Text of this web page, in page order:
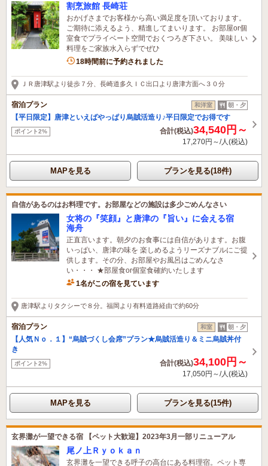
割烹旅館 長崎荘
おかげさまでお客様から高い満足度を頂いております。
ご期待に添えるよう、精進してまいります。 お部屋or個
室食でプライベート空間でおくつろぎ下さい。 美味しい
料理をご家族水入らずでぜひ
18時間前に予約されました
ＪＲ唐津駅より徒歩７分、長崎道多久ＩＣ出口より唐津方面へ３０分
宿泊プラン 和洋室 朝・夕
【平日限定】唐津といえばやっぱり烏賊活造り♪平日限定でお得です
ポイント2% 合計(税込)34,540円～
17,270円～/人(税込)
MAPを見る プランを見る(18件)
自信があるのはお料理です。お部屋などの施設は多少ごめんなさい
女将の『笑顔』と唐津の『旨い』に会える宿
海舟
正直言います。朝夕のお食事には自信があります。お腹
いっぱい、唐津の味を 楽しめるようリーズナブルにご提
供します。その分、お部屋やお風呂はごめんなさ
い・・・ ★部屋食or個室食確約いたします
1名がこの宿を見ています
唐津駅よりタクシーで８分。福岡より有料道路経由で約60分
宿泊プラン 和室 朝・夕
【人気Ｎｏ．１】“烏賊づくし会席”プラン★烏賊活造り＆ミニ烏賊丼付
き
ポイント2% 合計(税込)34,100円～
17,050円～/人(税込)
MAPを見る プランを見る(15件)
玄界灘が一望できる宿 【ペット大歓迎】2023年3月一部リニューアル
尾ノ上Ｒｙｏｋａｎ
玄界灘を一望できる呼子の高台にある料理宿。ペット専